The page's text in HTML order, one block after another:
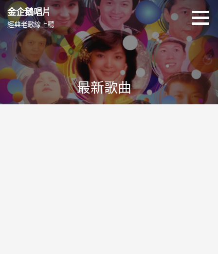
至
主
要
內
金企鵝唱片
經典老歌線上聽
最新歌曲